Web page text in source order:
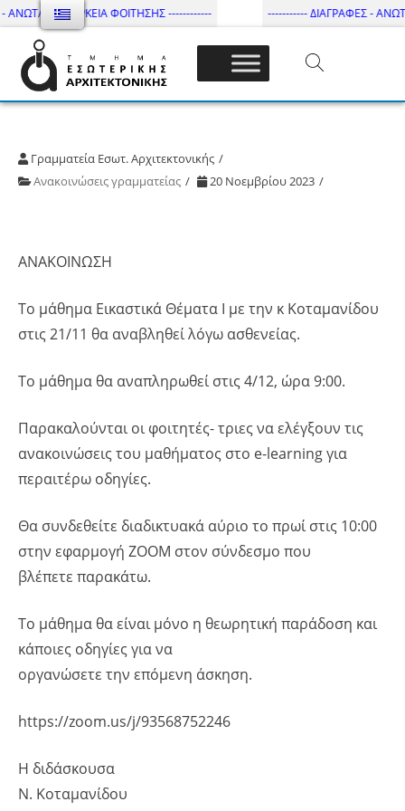
ΔΙΑΡΚΕΙΑ ΦΟΙΤΗΣΗΣ ------------ ----------- ΔΙΑΓΡΑΦΕΣ -
Τμήμα Εσωτ. Αρχιτεκτονικής – ΔΙ.ΠΑ.Ε
Γραμματεία Εσωτ. Αρχιτεκτονικής
Ανακοινώσεις γραμματείας
20 Νοεμβρίου 2023
ΑΝΑΚΟΙΝΩΣΗ
Το μάθημα Εικαστικά Θέματα Ι με την κ Κοταμανίδου
στις 21/11 θα αναβληθεί λόγω ασθενείας.
Το μάθημα θα αναπληρωθεί στις 4/12, ώρα 9:00.
Παρακαλούνται οι φοιτητές- τριες να ελέγξουν τις
ανακοινώσεις του μαθήματος στο e-learning για
περαιτέρω οδηγίες.
Θα συνδεθείτε διαδικτυακά αύριο το πρωί στις 10:00
στην εφαρμογή ΖΟΟΜ στον σύνδεσμο που
βλέπετε παρακάτω.
Το μάθημα θα είναι μόνο η θεωρητική παράδοση και
κάποιες οδηγίες για να
οργανώσετε την επόμενη άσκηση.
https://zoom.us/j/93568752246
Η διδάσκουσα
Ν. Κοταμανίδου